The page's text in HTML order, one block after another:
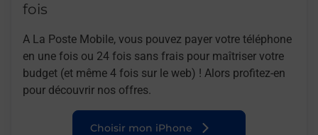
fois
A La Poste Mobile, vous pouvez payer votre téléphone
en une fois ou 24 fois sans frais pour maîtriser votre
budget (et même 4 fois sur le web) ! Alors profitez-en
pour découvrir nos offres.
Choisir mon iPhone